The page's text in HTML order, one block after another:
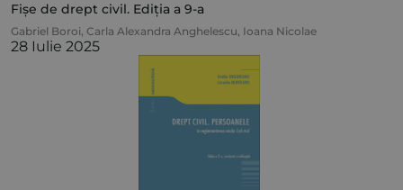
Fișe de drept civil. Ediția a 9-a
Gabriel Boroi, Carla Alexandra Anghelescu, Ioana Nicolae
28 Iulie 2025